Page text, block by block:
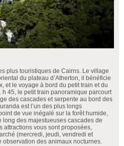
plus touristiques de Cairns. Le village
du plateau d’Atherton, il bénéficie
et le voyage à bord du petit train et du
45, le petit train panoramique parcourt
des cascades et serpente au bord des
est l’un des plus longs
de vue inégalé sur la forêt humide,
des majestueuses cascades de
attractions vous sont proposées,
(mercredi, jeudi, vendredi et
des animaux nocturnes.